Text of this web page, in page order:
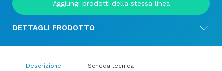
Aggiungi prodotti della stessa linea
DETTAGLI PRODOTTO
Descrizione Scheda tecnica